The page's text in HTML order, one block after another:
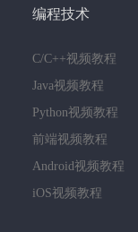
编程技术
C/C++视频教程
Java视频教程
Python视频教程
前端视频教程
Android视频教程
iOS视频教程